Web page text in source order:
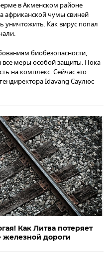
в Акменском районе
африканской чумы свиней
уничтожить. Как вирус попал
биобезопасности,
все меры особой защиты. Пока
на комплекс. Сейчас это
Idavang Саулюс
Как Литва потеряет
дороги